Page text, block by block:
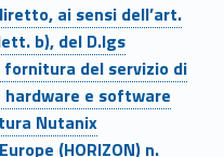
ai sensi dell’art.
b), del D.lgs
del servizio di
e software
Nutanix
(HORIZON) n.